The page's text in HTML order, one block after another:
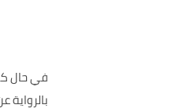
في حال